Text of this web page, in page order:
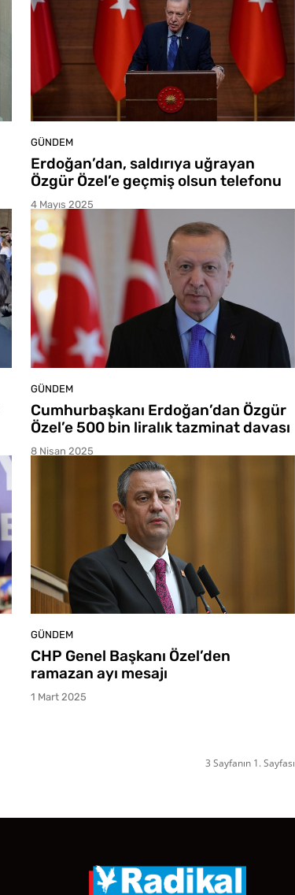
GÜNDEM
Erdoğan’dan, saldırıya uğrayan
Özgür Özel’e geçmiş olsun telefonu
4 Mayıs 2025
GÜNDEM
Cumhurbaşkanı Erdoğan’dan Özgür
Özel’e 500 bin liralık tazminat davası
8 Nisan 2025
GÜNDEM
CHP Genel Başkanı Özel’den
ramazan ayı mesajı
1 Mart 2025
3 Sayfanın 1. Sayfası